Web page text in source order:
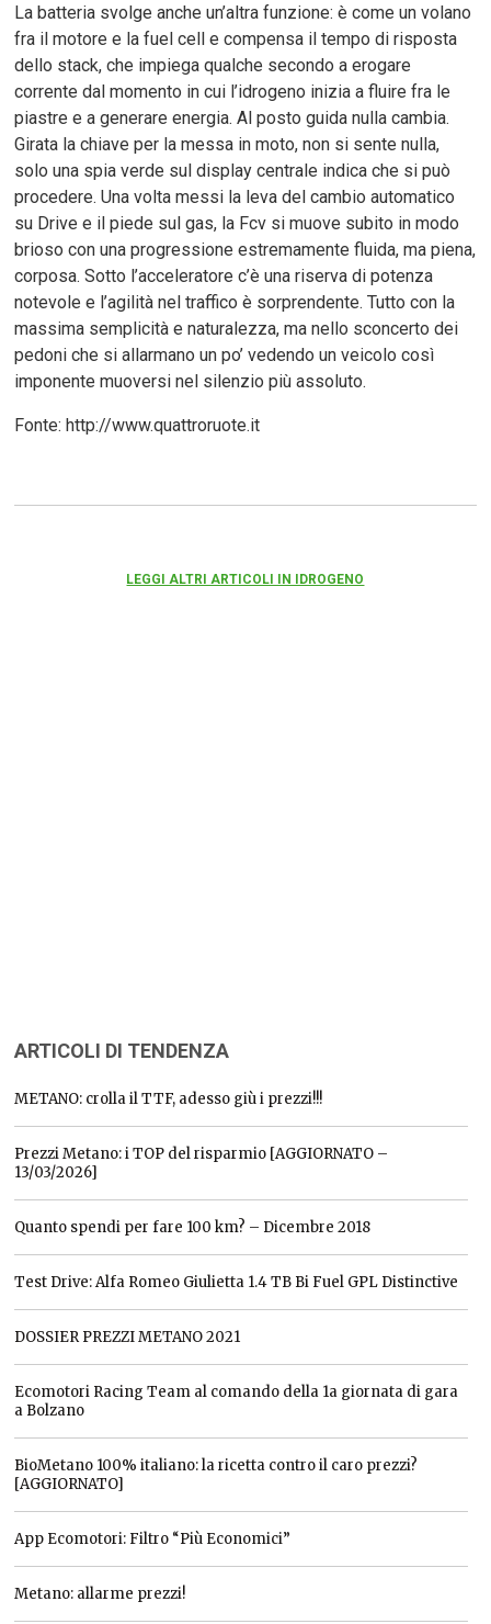
La batteria svolge anche un’altra funzione: è come un volano
fra il motore e la fuel cell e compensa il tempo di risposta
dello stack, che impiega qualche secondo a erogare
corrente dal momento in cui l’idrogeno inizia a fluire fra le
piastre e a generare energia. Al posto guida nulla cambia.
Girata la chiave per la messa in moto, non si sente nulla,
solo una spia verde sul display centrale indica che si può
procedere. Una volta messi la leva del cambio automatico
su Drive e il piede sul gas, la Fcv si muove subito in modo
brioso con una progressione estremamente fluida, ma piena,
corposa. Sotto l’acceleratore c’è una riserva di potenza
notevole e l’agilità nel traffico è sorprendente. Tutto con la
massima semplicità e naturalezza, ma nello sconcerto dei
pedoni che si allarmano un po’ vedendo un veicolo così
imponente muoversi nel silenzio più assoluto.
Fonte: http://www.quattroruote.it
LEGGI ALTRI ARTICOLI IN IDROGENO
ARTICOLI DI TENDENZA
METANO: crolla il TTF, adesso giù i prezzi!!!
Prezzi Metano: i TOP del risparmio [AGGIORNATO –
13/03/2026]
Quanto spendi per fare 100 km? – Dicembre 2018
Test Drive: Alfa Romeo Giulietta 1.4 TB Bi Fuel GPL Distinctive
DOSSIER PREZZI METANO 2021
Ecomotori Racing Team al comando della 1a giornata di gara
a Bolzano
BioMetano 100% italiano: la ricetta contro il caro prezzi?
[AGGIORNATO]
App Ecomotori: Filtro “Più Economici”
Metano: allarme prezzi!